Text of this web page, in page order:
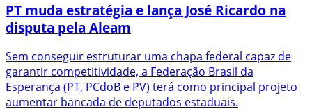
PT muda estratégia e lança José Ricardo na
disputa pela Aleam
Sem conseguir estruturar uma chapa federal capaz de
garantir competitividade, a Federação Brasil da
Esperança (PT, PCdoB e PV) terá como principal projeto
aumentar bancada de deputados estaduais.